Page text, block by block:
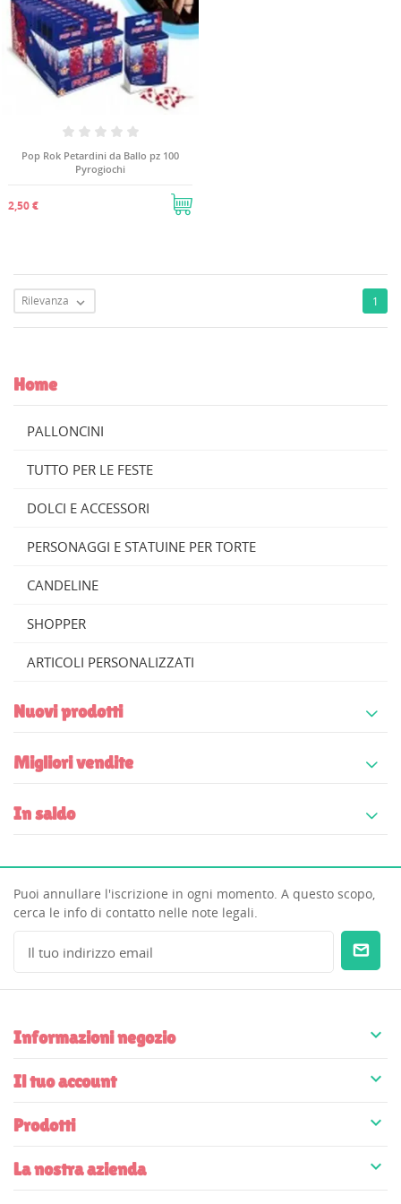
Home
PALLONCINI
TUTTO PER LE FESTE
DOLCI E ACCESSORI
PERSONAGGI E STATUINE PER TORTE
CANDELINE
SHOPPER
ARTICOLI PERSONALIZZATI
Nuovi prodotti
Migliori vendite
In saldo
Pop Rok Petardini da Ballo pz 100
Pyrogiochi
2,50 €
Rilevanza  1
Puoi annullare l'iscrizione in ogni momento. A questo scopo,
cerca le info di contatto nelle note legali.
Informazioni negozio 
Il tuo account 
Prodotti 
La nostra azienda 